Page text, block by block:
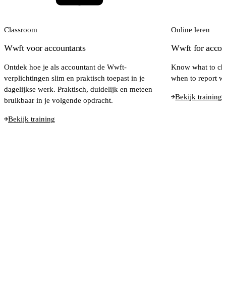
Classroom
Wwft voor accountants
Ontdek hoe je als accountant de Wwft-
verplichtingen slim en praktisch toepast in je
dagelijkse werk. Praktisch, duidelijk en meteen
bruikbaar in je volgende opdracht.
Bekijk training
Online leren
Wwft for
Know what to
when to report
Bekijk training